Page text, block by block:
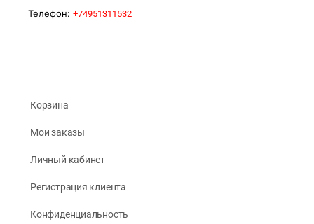
Телефон: +74951311532
Корзина
Мои заказы
Личный кабинет
Регистрация клиента
Конфиденциальность